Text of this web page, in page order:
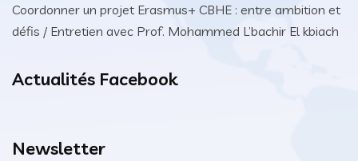
Coordonner un projet Erasmus+ CBHE : entre ambition et
défis / Entretien avec Prof. Mohammed L’bachir El kbiach
Actualités Facebook
Newsletter